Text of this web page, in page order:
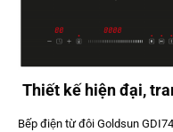
Thiết kế hiện đại,
Bếp điện từ đôi Goldsun